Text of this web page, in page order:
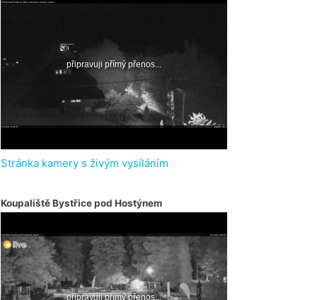
Stránka kamery s živým vysíláním
Koupaliště Bystřice pod Hostýnem